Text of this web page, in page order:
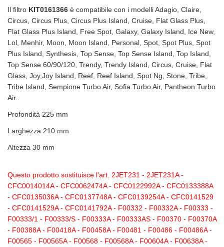
Il filtro KIT0161366 è compatibile con i modelli Adagio, Claire,
Circus, Circus Plus, Circus Plus Island, Cruise, Flat Glass Plus,
Flat Glass Plus Island, Free Spot, Galaxy, Galaxy Island, Ice New,
Lol, Menhir, Moon, Moon Island, Personal, Spot, Spot Plus, Spot
Plus Island, Synthesis, Top Sense, Top Sense Island, Top Island,
Top Sense 60/90/120, Trendy, Trendy Island, Circus, Cruise, Flat
Glass, Joy,Joy Island, Reef, Reef Island, Spot Ng, Stone, Tribe,
Tribe Island, Sempione Turbo Air, Sofia Turbo Air, Pantheon Turbo
Air..
Profondità 225 mm
Larghezza 210 mm
Altezza 30 mm
Questo prodotto sostituisce l'art. 2JET231 - 2JET231A -
CFC0014014A - CFC0062474A - CFC0122992A - CFC0133388A
- CFC0135036A - CFC0137748A - CFC0139254A - CFC0141529
- CFC0141529A - CFC0141792A - F00332 - F00332A - F00333 -
F00333/1 - F00333/S - F00333A - F00333AS - F00370 - F00370A
- F00388A - F00418A - F00458A - F00481 - F00486 - F00486A -
F00565 - F00565A - F00568 - F00568A - F00604A - F00638A -